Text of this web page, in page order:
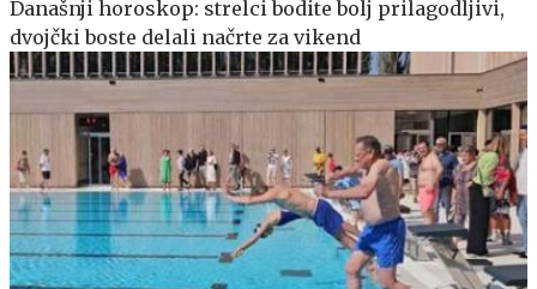
Današnji horoskop: strelci bodite bolj prilagodljivi,
dvojčki boste delali načrte za vikend